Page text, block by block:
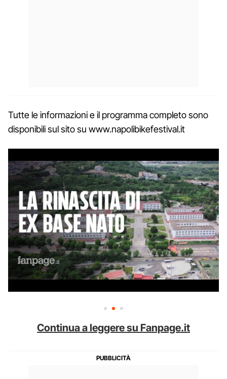
Tutte le informazioni e il programma completo sono
disponibili sul sito su www.napolibikefestival.it
Continua a leggere su Fanpage.it